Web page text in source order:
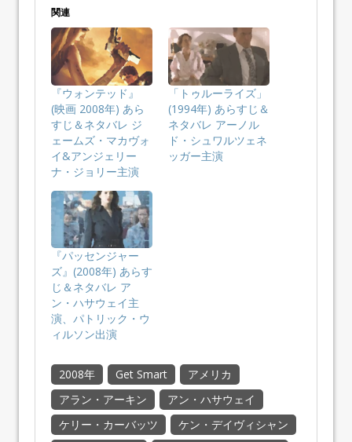
関連
『ウォンテッド』
(映画 2008年) あら
すじ＆ネタバレ ジ
ェームズ・マカヴォ
イ&アンジェリー
ナ・ジョリー主演
「トゥルーライズ」
(1994年) あらすじ＆
ネタバレ アーノル
ド・シュワルツェネ
ッガー主演
『パッセンジャー
ズ』(2008年) あらす
じ＆ネタバレ ア
ン・ハサウェイ主
演、パトリック・ウ
ィルソン出演
2008年 Get Smart
アメリカ
アラン・アーキン
アン・ハサウェイ
ケリー・カーバッツ
ケン・デイヴィシャン